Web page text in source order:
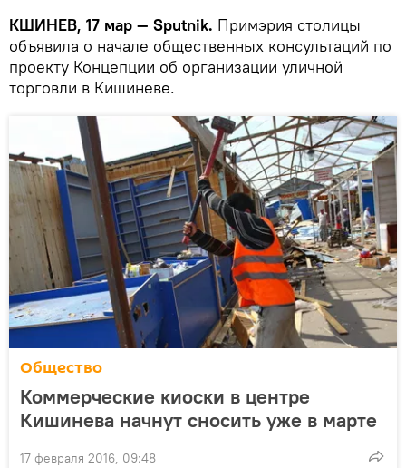
КШИНЕВ, 17 мар — Sputnik. Примэрия столицы
объявила о начале общественных консультаций по
проекту Концепции об организации уличной
торговли в Кишиневе.
Общество
Коммерческие киоски в центре
Кишинева начнут сносить уже в марте
17 февраля 2016, 09:48